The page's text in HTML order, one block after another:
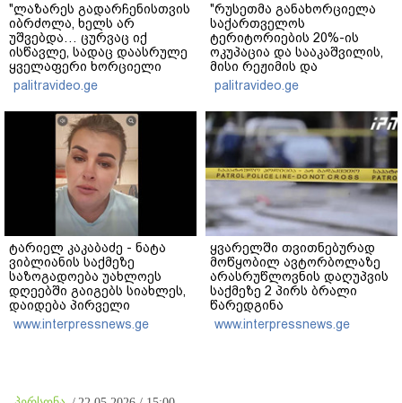
"ლაზარეს გადარჩენისთვის
იბრძოლა, ხელს არ
უშვებდა… ცურვაც იქ
ისწავლე, სადაც დაასრულე
ყველაფერი ხორციელი
ცხოვრებიდან" – რას წერს
ხობში დაღუპული დედა-
შვილის ახლობელი?
palitravideo.ge
"რუსეთმა განახორციელა
საქართველოს
ტერიტორიების 20%-ის
ოკუპაცია და სააკაშვილის,
მისი რეჟიმის და
"ნაცმოძრაობის" ღალატი
ვერანაირად ვერ
გადაფარავს ამ
დანაშაულს" - ირაკლი
კობახიძე
palitravideo.ge
ტარიელ კაკაბაძე - ნატა
ვიბლიანის საქმეზე
საზოგადოება უახლოეს
დღეებში გაიგებს სიახლეს,
დაიდება პირველი
მნიშვნელოვანი შედეგი და
ოფიციალურად ცნობენ
www.interpressnews.ge
ყვარელში თვითნებურად
მოწყობილ ავტორბოლაზე
არასრუწლოვნის დაღუპვის
საქმეზე 2 პირს ბრალი
წარედგინა
www.interpressnews.ge